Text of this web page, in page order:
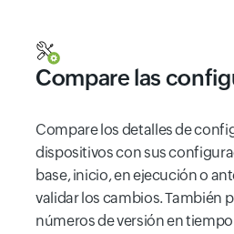
Compare las
Compare los detalles de
dispositivos con sus
base, inicio, en ejecución o
validar los cambios. También
números de versión en